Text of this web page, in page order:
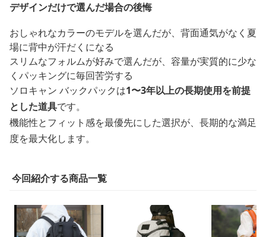
デザインだけで選んだ場合の後悔
おしゃれなカラーのモデルを選んだが、背面通気がなく夏
場に背中が汗だくになる
スリムなフォルムが好みで選んだが、容量が実質的に少な
くパッキングに毎回苦労する
ソロキャン バックパックは1〜3年以上の長期使用を前提
とした道具です。
機能性とフィット感を最優先にした選択が、長期的な満足
度を最大化します。
今回紹介する商品一覧